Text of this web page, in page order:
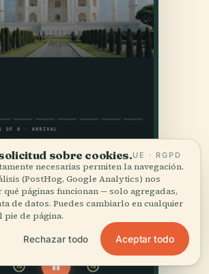
sobre cookies.UE · RGPD
necesarias permiten la navegación.
(PostHog, Google Analytics) nos
qué páginas funcionan — solo agregadas,
de datos. Puedes cambiarlo en cualquier
pie de página.
Rechazar todo Aceptar todo